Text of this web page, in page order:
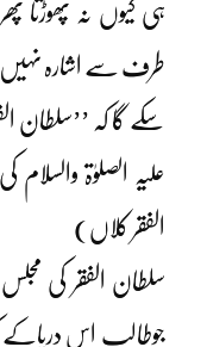
ہی کیوں نہ
طرف سے اشارہ نہیں
سکے گا کہ ’’سلطان
علیہ الصلوٰۃ
الفقر کلاں)
سلطان الفقر کی
جوطالب اس دریاکے